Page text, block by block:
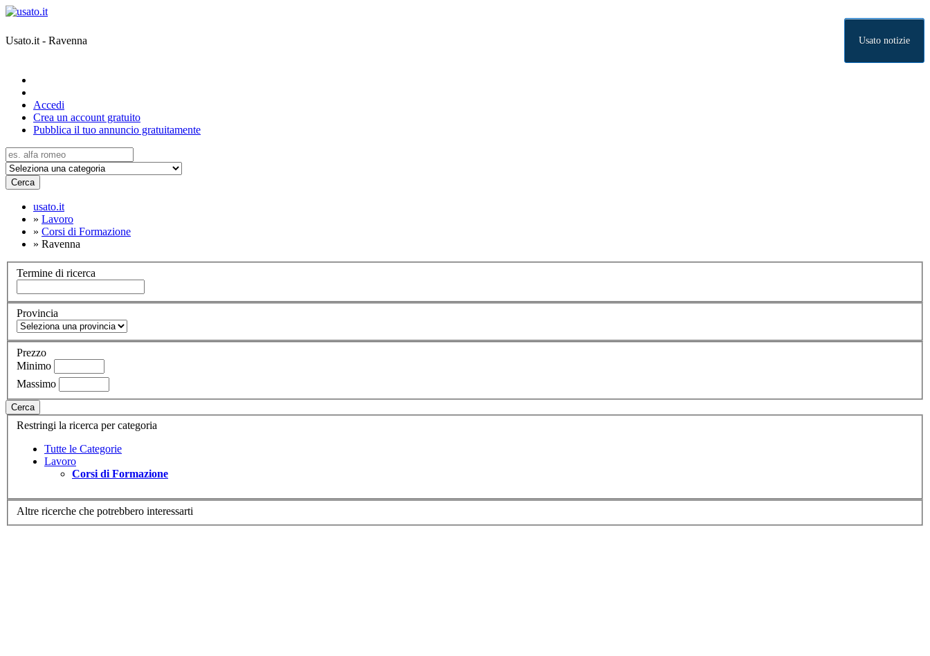
Usato.it - Ravenna Usato notizie
Accedi
Crea un account gratuito
Pubblica il tuo annuncio gratuitamente
Cerca
usato.it
» Lavoro
» Corsi di Formazione
» Ravenna
Termine di ricerca
Provincia
Prezzo
Minimo
Massimo
Cerca
Restringi la ricerca per categoria
Tutte le Categorie
Lavoro
Corsi di Formazione
Altre ricerche che potrebbero interessarti